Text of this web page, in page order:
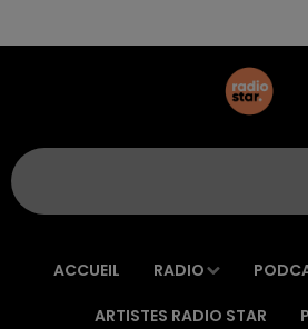
ACCUEIL RADIO
ARTISTES RADIO STAR